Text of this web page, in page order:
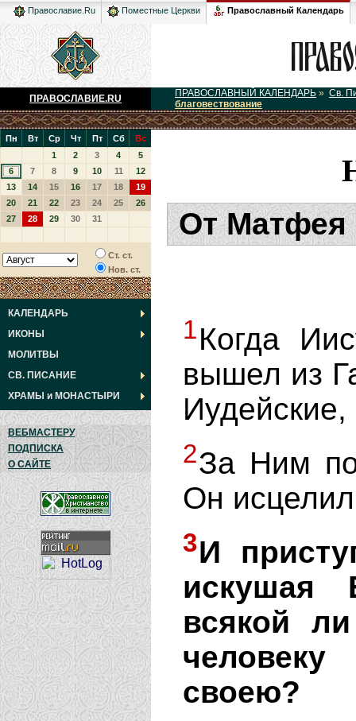
Православие.Ru Поместные Церкви Православный Календарь
ПРАВОСЛАВИЕ.RU ПРАВОСЛАВНЫЙ КАЛЕНДАРЬ » Св.
благовествование
Пн Вт Ср Чт Пт Сб
Вс
1
2 3 4
5
6
7 8 9 10 11
12
13
14 15 16 17 18
19
20
21 22 23 24 25
26
27
28 29 30 31
Ст. ст.
Нов. ст.
КАЛЕНДАРЬ
ИКОНЫ
МОЛИТВЫ
СВ. ПИСАНИЕ
ХРАМЫ и МОНАСТЫРИ
ВЕБМАСТЕРУ
ПОДПИСКА
О САЙТЕ
От Матфея
1Когда
вышел из
2За Ним
Он
3И
искушая
всякой
своею?